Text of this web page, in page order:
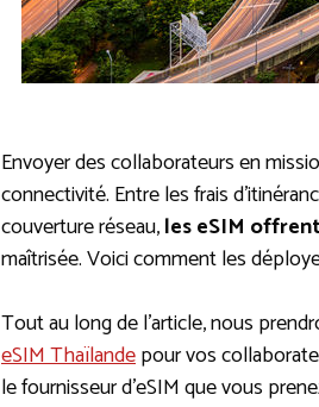
Envoyer des collaborateurs en
connectivité. Entre les frais
couverture réseau,les eSIM
maîtrisée. Voici comment les
Tout au long de l’article, nous
eSIM Thaïlandepour vos
le fournisseur d’eSIM que vous